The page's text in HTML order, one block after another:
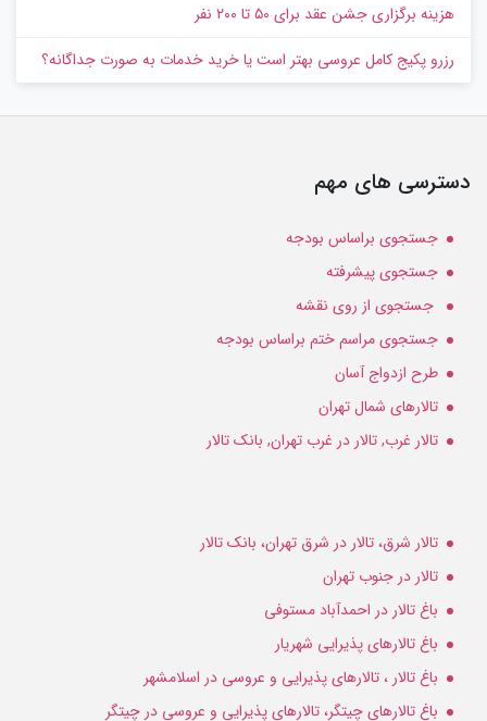
هزینه برگزاری جشن عقد برای ۵۰ تا ۲۰۰ نفر
رزرو پکیج کامل عروسی بهتر است یا خرید خدمات به‌ صورت جداگانه؟
دسترسی های مهم
جستجوی براساس بودجه
جستجوی پیشرفته
جستجوی از روی نقشه
جستجوی مراسم ختم براساس بودجه
طرح ازدواج آسان
تالارهای شمال تهران
تالار غرب, تالار در غرب تهران, بانک تالار
تالار شرق، تالار در شرق تهران، بانک تالار
تالار در جنوب تهران
باغ تالار در احمدآباد مستوفی
باغ تالارهای پذیرایی شهریار
باغ تالار ، تالارهای پذیرایی و عروسی در اسلامشهر
باغ تالارهای چیتگر، تالارهای پذیرایی و عروسی در چیتگر